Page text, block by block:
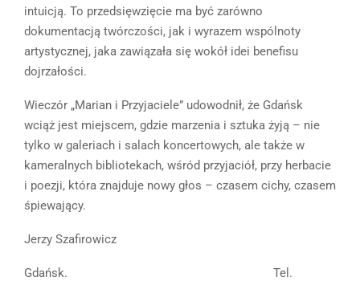
intuicją. To przedsięwzięcie ma być zarówno
dokumentacją twórczości, jak i wyrazem wspólnoty
artystycznej, jaka zawiązała się wokół idei benefisu
dojrzałości.
Wieczór „Marian i Przyjaciele” udowodnił, że Gdańsk
wciąż jest miejscem, gdzie marzenia i sztuka żyją – nie
tylko w galeriach i salach koncertowych, ale także w
kameralnych bibliotekach, wśród przyjaciół, przy herbacie
i poezji, która znajduje nowy głos – czasem cichy, czasem
śpiewający.
Jerzy Szafirowicz
Gdańsk. Tel.